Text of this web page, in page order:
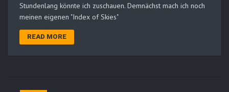
Stundenlang könnte ich zuschauen. Demnächst mach ich noch
meinen eigenen "Index of Skies"
READ MORE